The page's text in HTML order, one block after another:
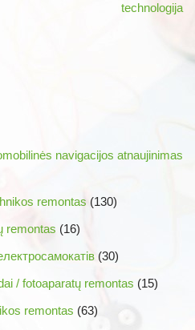
technologija
navigacijos atnaujinimas
remontas (130)
remontas (16)
(30)
/ fotoaparatų remontas (15)
remontas (63)